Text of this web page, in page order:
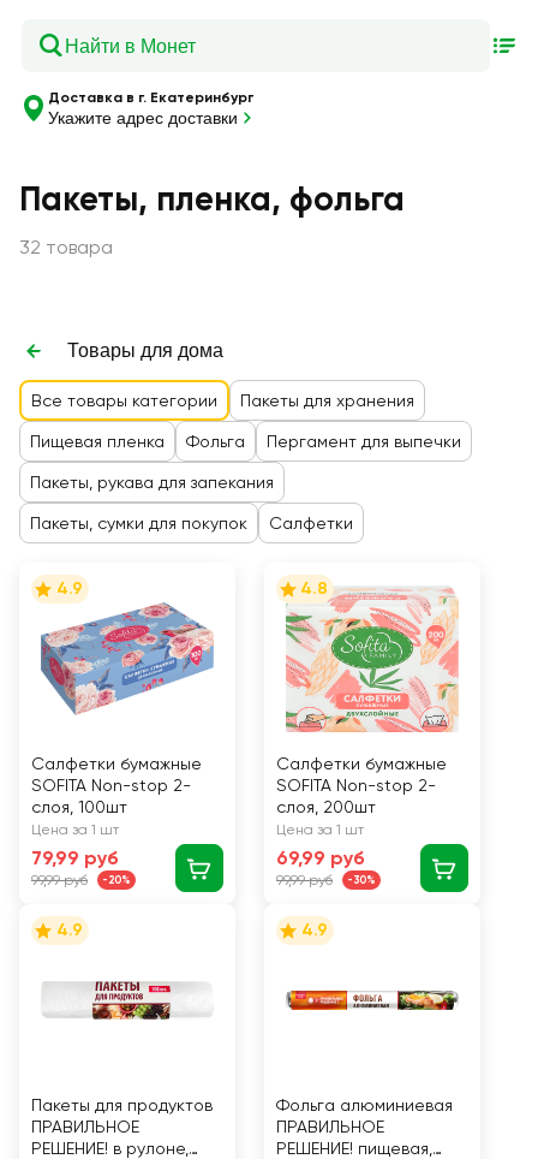
Доставка в г. Екатеринбург
Укажите адрес доставки
Пакеты, пленка, фольга
32 товара
Товары для дома
Все товары категории Пакеты для хранения
Пищевая пленка Фольга Пергамент для выпечки
Пакеты, рукава для запекания
Пакеты, сумки для покупок Салфетки
4.9
Салфетки бумажные
SOFITA Non-stop 2-
слоя, 100шт
Цена за 1 шт
79,99 руб
99,99 руб -20%
4.8
Салфетки бумажные
SOFITA Non-stop 2-
слоя, 200шт
Цена за 1 шт
69,99 руб
99,99 руб -30%
4.9
Пакеты для продуктов
ПРАВИЛЬНОЕ
РЕШЕНИЕ! в рулоне,
4.9
Фольга алюминиевая
ПРАВИЛЬНОЕ
РЕШЕНИЕ! пищевая,